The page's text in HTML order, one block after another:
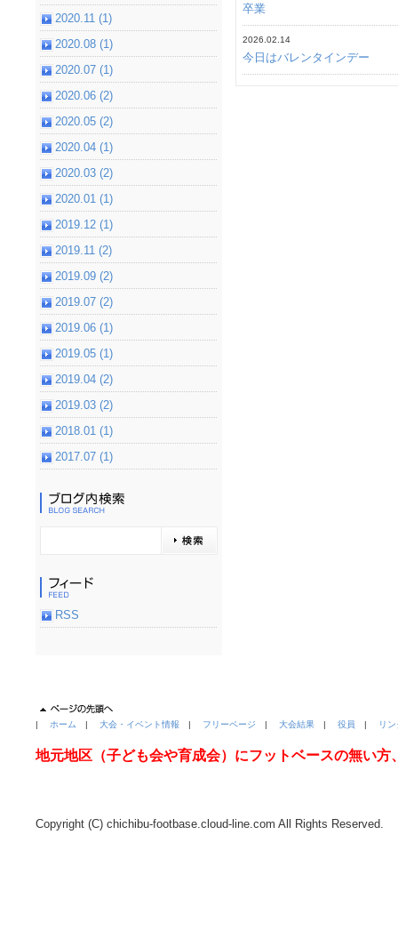
卒業
2026.02.14
今日はバレンタインデー
2020.11 (1)
2020.08 (1)
2020.07 (1)
2020.06 (2)
2020.05 (2)
2020.04 (1)
2020.03 (2)
2020.01 (1)
2019.12 (1)
2019.11 (2)
2019.09 (2)
2019.07 (2)
2019.06 (1)
2019.05 (1)
2019.04 (2)
2019.03 (2)
2018.01 (1)
2017.07 (1)
RSS
| ホーム | 大会・イベント情報 | フリーページ | 大会結果 | 役員 | リ
地元地区（子ども会や育成会）にフットベースの無い方
Copyright (C) chichibu-footbase.cloud-line.com All Rights Reserved.